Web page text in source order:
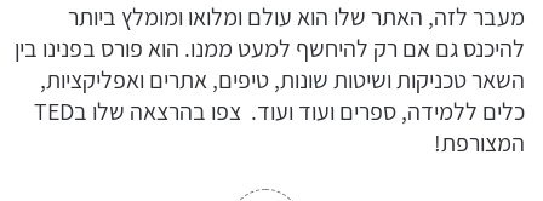
מעבר לזה, האתר שלו הוא עולם ומלואו ומומלץ ביותר
להיכנס גם אם רק להיחשף למעט ממנו. הוא פורס בפנינו בין
השאר טכניקות ושיטות שונות, טיפים, אתרים ואפליקציות,
כלים ללמידה, ספרים ועוד ועוד. צפו בהרצאה שלו בTED
המצורפת!